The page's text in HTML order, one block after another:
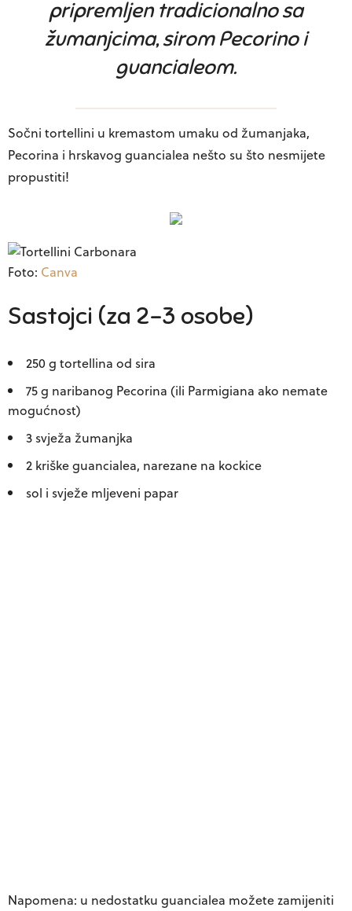
pripremljen tradicionalno sa
žumanjcima, sirom Pecorino i
guancialeom.
Sočni tortellini u kremastom umaku od žumanjaka,
Pecorina i hrskavog guancialea nešto su što nesmijete
propustiti!
Foto: Canva
Sastojci (za 2–3 osobe)
250 g tortellina od sira
75 g naribanog Pecorina (ili Parmigiana ako nemate
mogućnost)
3 svježa žumanjka
2 kriške guancialea, narezane na kockice
sol i svježe mljeveni papar
Napomena: u nedostatku guancialea možete zamijeniti